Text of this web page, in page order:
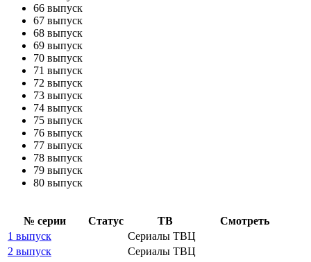
66 выпуск
67 выпуск
68 выпуск
69 выпуск
70 выпуск
71 выпуск
72 выпуск
73 выпуск
74 выпуск
75 выпуск
76 выпуск
77 выпуск
78 выпуск
79 выпуск
80 выпуск
№ се­рии Ста­тус ТВ
Смот­реть
1 выпуск
Сериалы ТВЦ
2 выпуск
Сериалы ТВЦ